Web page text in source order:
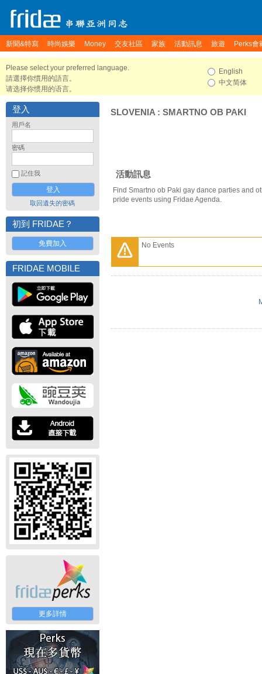
新聞&特寫 時尚娛樂 Money 交友社區 家族 活動訊息 旅遊 Perks會
Please select your preferred language.
請選擇你慣用的語言。
请选择你惯用的语言。
English
中文简体
登入
用戶名
密碼
記住我
取回遺失的密碼
初到 FRIDAE？
免費加入
FRIDAE MOBILE
更多詳情
SLOVENIA : SMARTNO OB PAKI
活動訊息
Find Smartno ob Paki gay dance parties and
pride events using Fridae Agenda.
No Events